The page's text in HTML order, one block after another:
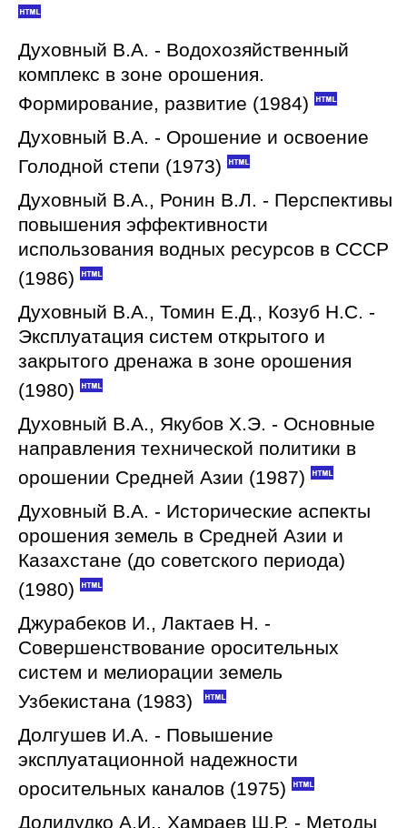
Духовный В.А. - Водохозяйственный
комплекс в зоне орошения.
Формирование, развитие (1984)
Духовный В.А. - Орошение и освоение
Голодной степи (1973)
Духовный В.А., Ронин В.Л. - Перспективы
повышения эффективности
использования водных ресурсов в СССР
(1986)
Духовный В.А., Томин Е.Д., Козуб Н.С. -
Эксплуатация систем открытого и
закрытого дренажа в зоне орошения
(1980)
Духовный В.А., Якубов Х.Э. - Основные
направления технической политики в
орошении Средней Азии (1987)
Духовный В.А. - Исторические аспекты
орошения земель в Средней Азии и
Казахстане (до советского периода)
(1980)
Джурабеков И., Лактаев Н. -
Совершенствование оросительных
систем и мелиорации земель
Узбекистана (1983)
Долгушев И.А. - Повышение
эксплуатационной надежности
оросительных каналов (1975)
Долидудко А.И., Хамраев Ш.Р. - Методы